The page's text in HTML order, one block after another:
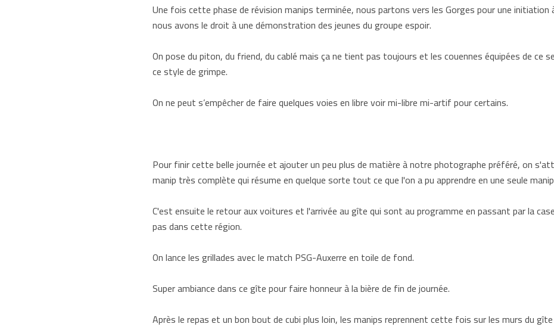
Une fois cette phase de révision manips terminée, nous partons vers les Gorges pour une
nous avons le droit à une démonstration des jeunes du groupe espoir.
On pose du piton, du friend, du cablé mais ça ne tient pas toujours et les couennes équipées de
ce style de grimpe.
On ne peut s’empêcher de faire quelques voies en libre voir mi-libre mi-artif pour certains.
Pour finir cette belle journée et ajouter un peu plus de matière à notre photographe préféré, on
manip très complète qui résume en quelque sorte tout ce que l'on a pu apprendre en une seule
C'est ensuite le retour aux voitures et l'arrivée au gîte qui sont au programme en passant par la
pas dans cette région.
On lance les grillades avec le match PSG-Auxerre en toile de fond.
Super ambiance dans ce gîte pour faire honneur à la bière de fin de journée.
Après le repas et un bon bout de cubi plus loin, les manips reprennent cette fois sur les murs du